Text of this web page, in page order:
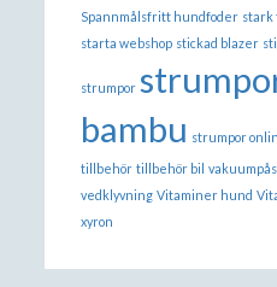
Spannmålsfritt hundfoder stark
starta webshop stickad blazer
strumpor
bambu strumpor
tillbehör tillbehör bil
vedklyvning Vitaminer hund
xyron